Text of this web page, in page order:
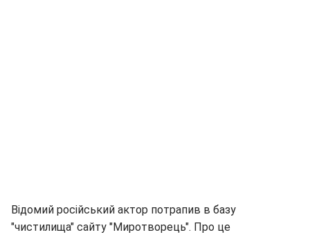
Відомий російський актор потрапив в базу
"чистилища" сайту "Миротворець". Про це